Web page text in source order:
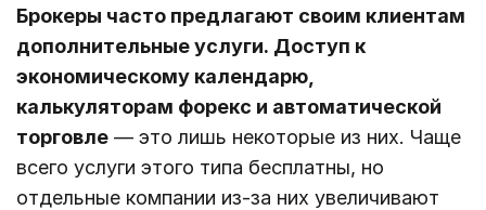
Брокеры часто предлагают своим клиентам
дополнительные услуги. Доступ к
экономическому календарю,
калькуляторам форекс и автоматической
торговле — это лишь некоторые из них. Чаще
всего услуги этого типа бесплатны, но
отдельные компании из-за них увеличивают